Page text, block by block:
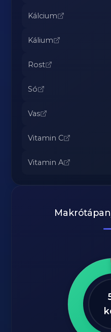
Kálcium
Kálium
Rost
Só
Vas
Vitamin C
Vitamin A